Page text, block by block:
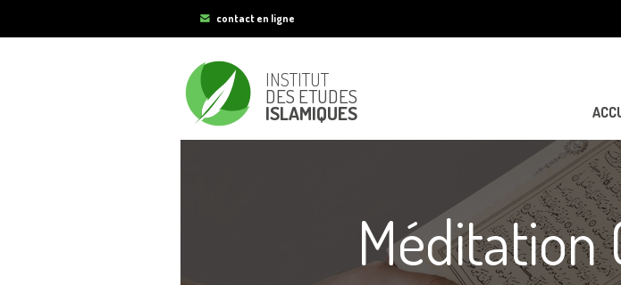
principal
contact en ligne
INSTITUT
DES ETUDES
ISLAMIQUES
Méditation